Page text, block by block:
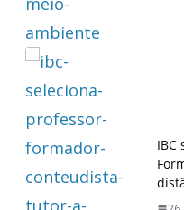
IBC